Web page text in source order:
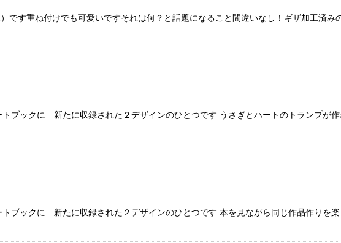
です重ね付けでも可愛いですそれは何？と話題になること間違いなし！ギザ加工済
に 新たに収録された２デザインのひとつです うさぎとハートのトランプが作
に 新たに収録された２デザインのひとつです 本を見ながら同じ作品作りを楽